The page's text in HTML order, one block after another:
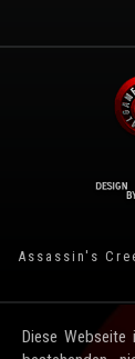
Assassin's
Diese Webseite